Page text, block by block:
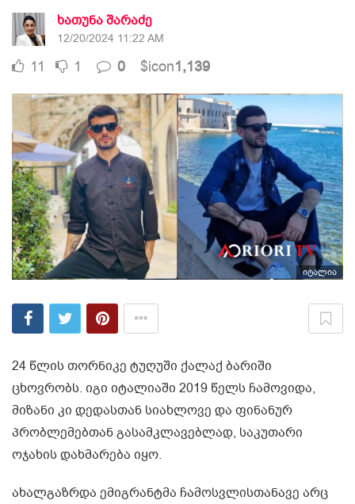
ხათუნა შარაძე
12/20/2024 11:22 AM
11 1 0 $icon1,139
იტალია
24 წლის თორნიკე ტუღუში ქალაქ ბარიში
ცხოვრობს. იგი იტალიაში 2019 წელს ჩამოვიდა,
მიზანი კი დედასთან სიახლოვე და ფინანურ
პრობლემებთან გასამკლავებლად, საკუთარი
ოჯახის დახმარება იყო.
ახალგაზრდა ემიგრანტმა ჩამოსვლისთანავე არც